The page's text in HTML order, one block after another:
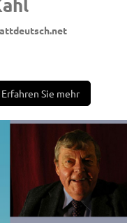
Erfahren Sie mehr